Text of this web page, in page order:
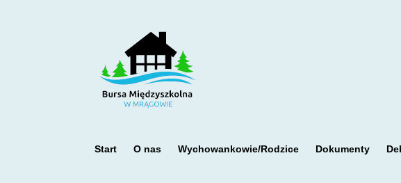
Start O nas Wychowankowie/Rodzice Dokumenty